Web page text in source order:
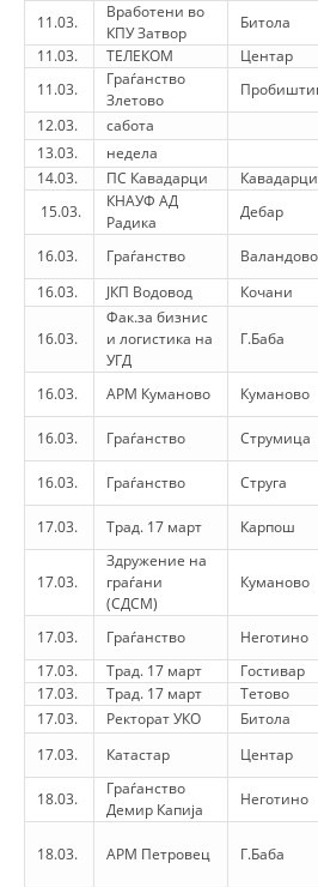
MARRËVESHJE
PROJEKTE
SHËRBIMI PËR
VEPRIMTARI
MENAXHIM ME
KUSH JEMI NE
VEPRIMTARI
DORACAKË
STRATEGJI
MATERIAL EDUKATIVO
BROCHURES
PRESENTATIONS
11.03.
Вработени во
КПУ Затвор
Битола
11.03.
ТЕЛЕКОМ Центар
11.03.
Граѓанство
Злетово
12.03.
сабота
13.03.
недела
14.03.
ПС Кавадарци Кавадарци
15.03.
КНАУФ АД
Радика
Дебар
16.03. Граѓанство Валандово
16.03.
ЈКП Водовод Кочани
16.03.
Фак.за бизнис
и логистика на
УГД
Г.Баба
16.03. АРМ Куманово Куманово
16.03.
Граѓанство Струмица
16.03.
Граѓанство Струга
17.03.
Трад. 17 март Карпош
17.03.
Здружение на
граѓани
(СДСМ)
Куманово
17.03. Граѓанство Неготино
17.03.
Трад. 17 март Гостивар
17.03.
Трад. 17 март Тетово
17.03.
Ректорат УКО Битола
17.03.
Катастар Центар
18.03.
Граѓанство
Демир Капија
Неготино
18.03. АРМ Петровец Г.Баба